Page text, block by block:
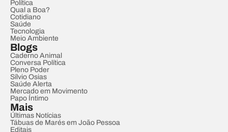
Política
Qual a Boa?
Cotidiano
Saúde
Tecnologia
Meio Ambiente
Blogs
Caderno Animal
Conversa Política
Pleno Poder
Sílvio Osias
Saúde Alerta
Mercado em Movimento
Papo Íntimo
Mais
Últimas Notícias
Tábuas de Marés em João Pessoa
Editais